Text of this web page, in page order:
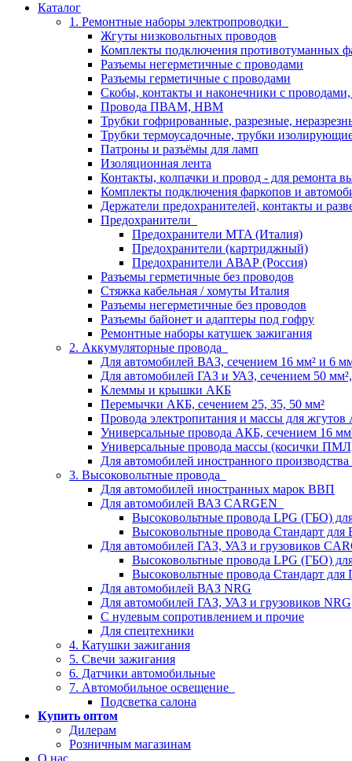
Каталог
1. Ремонтные наборы электропроводки
Жгуты низковольтных проводов
Комплекты подключения противотуманных
Разъемы негерметичные с проводами
Разъемы герметичные с проводами
Скобы, контакты и наконечники с проводами,
Провода ПВАМ, НВМ
Трубки гофрированные, разрезные,
Трубки термоусадочные, трубки
Патроны и разъёмы для ламп
Изоляционная лента
Контакты, колпачки и провод - для ремонта
Комплекты подключения фаркопов и
Держатели предохранителей, контакты и
Предохранители
Предохранители MTA (Италия)
Предохранители (картриджный)
Предохранители АВАР (Россия)
Разъемы герметичные без проводов
Стяжка кабельная / хомуты Италия
Разъемы негерметичные без проводов
Разъемы байонет и адаптеры под гофру
Ремонтные наборы катушек зажигания
2. Аккумуляторные провода
Для автомобилей ВАЗ, сечением 16 мм² и 6
Для автомобилей ГАЗ и УАЗ, сечением 50
Клеммы и крышки АКБ
Перемычки АКБ, сечением 25, 35, 50 мм²
Провода электропитания и массы для
Универсальные провода АКБ, сечением 16
Универсальные провода массы (косички
Для автомобилей иностранного
3. Высоковольтные провода
Для автомобилей иностранных марок ВВП
Для автомобилей ВАЗ CARGEN
Высоковольтные провода LPG (ГБО)
Высоковольтные провода Стандарт для
Для автомобилей ГАЗ, УАЗ и грузовиков
Высоковольтные провода LPG (ГБО)
Высоковольтные провода Стандарт для
Для автомобилей ВАЗ NRG
Для автомобилей ГАЗ, УАЗ и грузовиков NRG
С нулевым сопротивлением и прочие
Для спецтехники
4. Катушки зажигания
5. Свечи зажигания
6. Датчики автомобильные
7. Автомобильное освещение
Подсветка салона
Купить оптом
Дилерам
Розничным магазинам
О нас